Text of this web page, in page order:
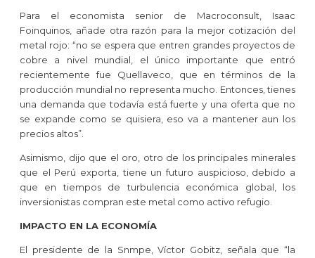
Para el economista senior de Macroconsult, Isaac
Foinquinos, añade otra razón para la mejor cotización del
metal rojo: “no se espera que entren grandes proyectos de
cobre a nivel mundial, el único importante que entró
recientemente fue Quellaveco, que en términos de la
producción mundial no representa mucho. Entonces, tienes
una demanda que todavía está fuerte y una oferta que no
se expande como se quisiera, eso va a mantener aun los
precios altos”.
Asimismo, dijo que el oro, otro de los principales minerales
que el Perú exporta, tiene un futuro auspicioso, debido a
que en tiempos de turbulencia económica global, los
inversionistas compran este metal como activo refugio.
IMPACTO EN LA ECONOMÍA
El presidente de la Snmpe, Víctor Gobitz, señala que “la